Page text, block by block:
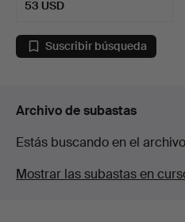
53 USD
Suscribir búsqueda
Archivo de subastas
Estás buscando en el
Mostrar las subastas en